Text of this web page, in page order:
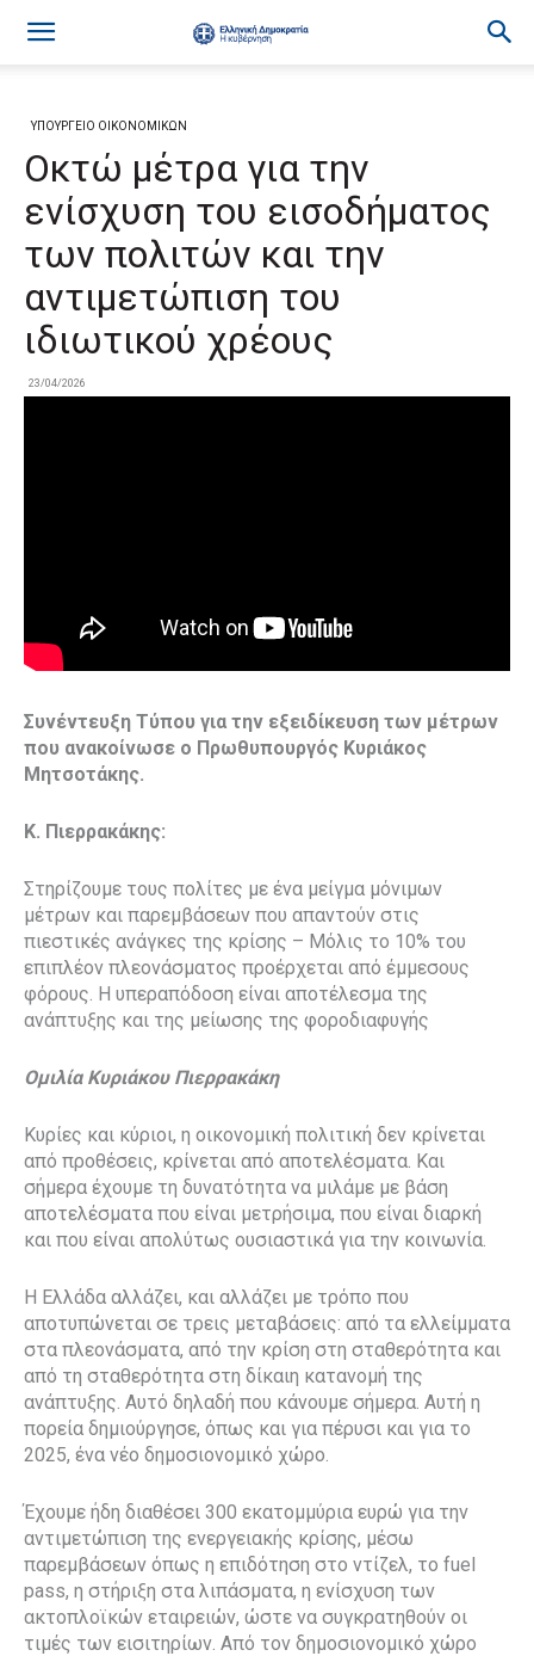
ΥΠΟΥΡΓΕΙΟ ΟΙΚΟΝΟΜΙΚΩΝ
Οκτώ μέτρα για την
ενίσχυση του εισοδήματος
των πολιτών και την
αντιμετώπιση του
ιδιωτικού χρέους
23/04/2026
Συνέντευξη Τύπου για την εξειδίκευση των μέτρων
που ανακοίνωσε ο Πρωθυπουργός Κυριάκος
Μητσοτάκης.
Κ. Πιερρακάκης:
Στηρίζουμε τους πολίτες με ένα μείγμα μόνιμων
μέτρων και παρεμβάσεων που απαντούν στις
πιεστικές ανάγκες της κρίσης – Μόλις το 10% του
επιπλέον πλεονάσματος προέρχεται από έμμεσους
φόρους. Η υπεραπόδοση είναι αποτέλεσμα της
ανάπτυξης και της μείωσης της φοροδιαφυγής
Ομιλία Κυριάκου Πιερρακάκη
Κυρίες και κύριοι, η οικονομική πολιτική δεν κρίνεται
από προθέσεις, κρίνεται από αποτελέσματα. Και
σήμερα έχουμε τη δυνατότητα να μιλάμε με βάση
αποτελέσματα που είναι μετρήσιμα, που είναι διαρκή
και που είναι απολύτως ουσιαστικά για την κοινωνία.
Η Ελλάδα αλλάζει, και αλλάζει με τρόπο που
αποτυπώνεται σε τρεις μεταβάσεις: από τα ελλείμματα
στα πλεονάσματα, από την κρίση στη σταθερότητα και
από τη σταθερότητα στη δίκαιη κατανομή της
ανάπτυξης. Αυτό δηλαδή που κάνουμε σήμερα. Αυτή η
πορεία δημιούργησε, όπως και για πέρυσι και για το
2025, ένα νέο δημοσιονομικό χώρο.
Έχουμε ήδη διαθέσει 300 εκατομμύρια ευρώ για την
αντιμετώπιση της ενεργειακής κρίσης, μέσω
παρεμβάσεων όπως η επιδότηση στο ντίζελ, το fuel
pass, η στήριξη στα λιπάσματα, η ενίσχυση των
ακτοπλοϊκών εταιρειών, ώστε να συγκρατηθούν οι
τιμές των εισιτηρίων. Από τον δημοσιονομικό χώρο